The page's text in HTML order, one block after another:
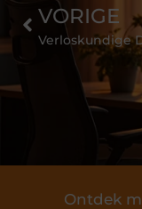
Ontdek
VORIGE
Verloskundige